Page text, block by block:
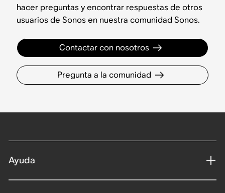
hacer preguntas y encontrar respuestas de otros
usuarios de Sonos en nuestra comunidad Sonos.
Contactar con nosotros
Pregunta a la comunidad
Ayuda